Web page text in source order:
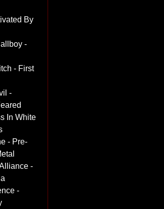
By
-
- First
-
In White
- Pre-
-
-